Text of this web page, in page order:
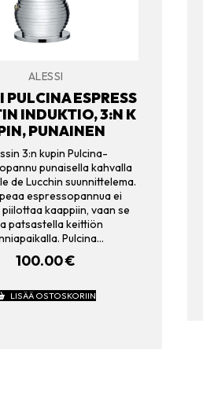
ALESSI
PULCINA ESPRESS
INDUKTIO, 3:N K
PUNAINEN
3:n kupin Pulcina-
punaisella kahvalla
de Lucchin suunnittelema.
espressopannua ei
kaappiin, vaan se
patsastella keittiön
Pulcina…
100.00€
LISÄÄ OSTOSKORIIN